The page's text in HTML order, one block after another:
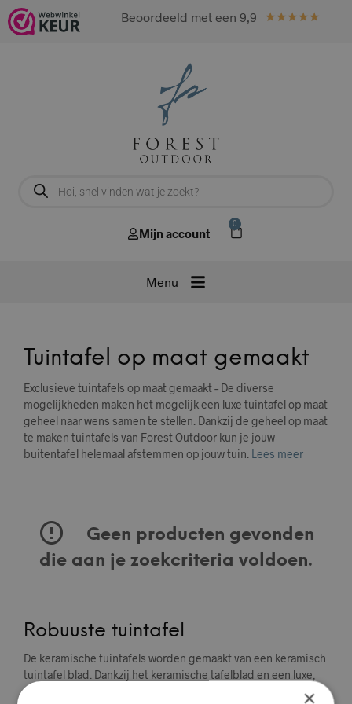
Beoordeeld met een 9,9 ★★★★★
Mijn account
0
Tuintafel op maat gemaakt
Exclusieve tuintafels op maat gemaakt – De diverse
mogelijkheden maken het mogelijk een luxe tuintafel op maat
geheel naar wens samen te stellen. Dankzij de geheel op maat
te maken tuintafels van Forest Outdoor kun je jouw
buitentafel helemaal afstemmen op jouw tuin. Lees meer
Geen producten gevonden
die aan je zoekcriteria voldoen.
Robuuste tuintafel
De keramische tuintafels worden gemaakt van een keramisch
tuintafel blad. Dankzij het keramische tafelblad en een luxe,
stalen frame is zo’n exclusieve tuintafel de blikvanger van je
×